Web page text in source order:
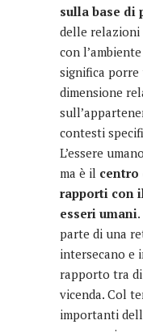
sulla base di
delle relazioni
con
significa
dimensione
contesti
L’essere
ma è il centro
rapporti con
esseri umani
parte di una
intersecano e
rapporto tra
vicenda. Col
importanti